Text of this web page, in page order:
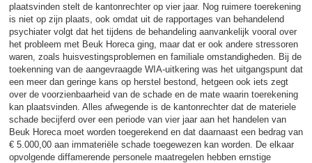
plaatsvinden stelt de kantonrechter op vier jaar. Nog ruimere toerekening
is niet op zijn plaats, ook omdat uit de rapportages van behandelend
psychiater volgt dat het tijdens de behandeling aanvankelijk vooral over
het probleem met Beuk Horeca ging, maar dat er ook andere stressoren
waren, zoals huisvestingsproblemen en familiale omstandigheden. Bij de
toekenning van de aangevraagde WIA-uitkering was het uitgangspunt dat
een meer dan geringe kans op herstel bestond, hetgeen ook iets zegt
over de voorzienbaarheid van de schade en de mate waarin toerekening
kan plaatsvinden. Alles afwegende is de kantonrechter dat de materiele
schade becijferd over een periode van vier jaar aan het handelen van
Beuk Horeca moet worden toegerekend en dat daarnaast een bedrag van
€ 5.000,00 aan immateriële schade toegewezen kan worden. De elkaar
opvolgende diffamerende personele maatregelen hebben ernstige